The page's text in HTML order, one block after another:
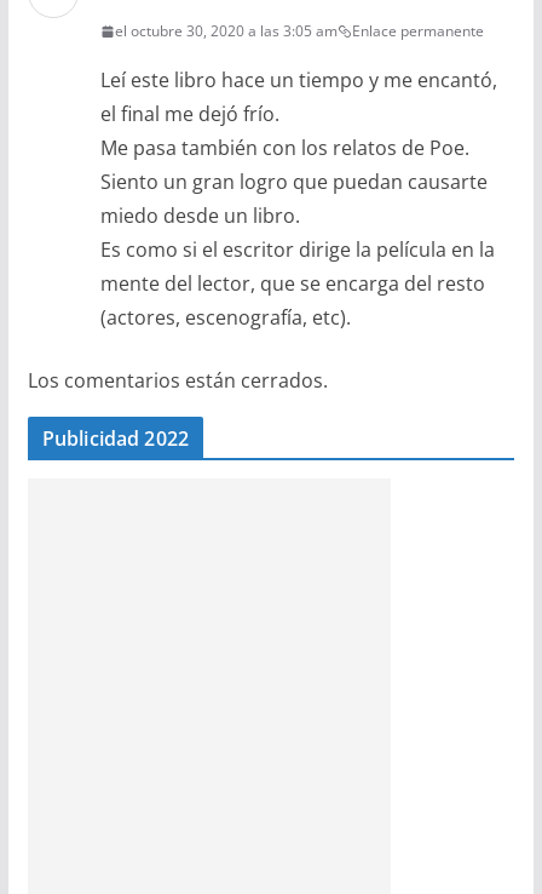
el octubre 30, 2020 a las 3:05 am Enlace permanente
Leí este libro hace un tiempo y me encantó,
el final me dejó frío.
Me pasa también con los relatos de Poe.
Siento un gran logro que puedan causarte
miedo desde un libro.
Es como si el escritor dirige la película en la
mente del lector, que se encarga del resto
(actores, escenografía, etc).
Los comentarios están cerrados.
Publicidad 2022